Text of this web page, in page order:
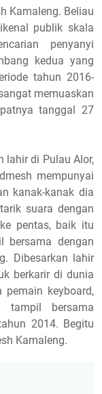
Kamaleng. Beliau
publik skala
penyanyi
kedua yang
tahun 2016-
memuaskan
tanggal 27
lahir di Pulau Alor,
mempunyai
kanak-kanak dia
suara dengan
pentas, baik itu
bersama dengan
Dibesarkan lahir
berkarir di dunia
pemain keyboard,
tampil bersama
2014. Begitu
Kamaleng.